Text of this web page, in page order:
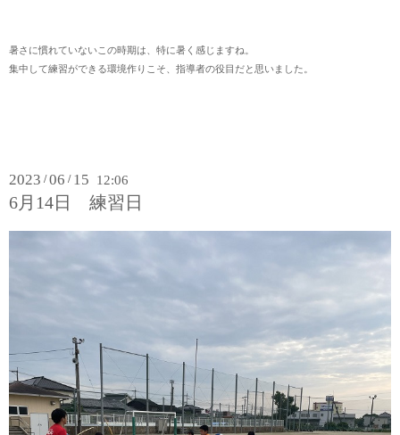
暑さに慣れていないこの時期は、特に暑く感じますね。
集中して練習ができる環境作りこそ、指導者の役目だと思いました。
2023 /06 / 15 12:06
6月14日 練習日